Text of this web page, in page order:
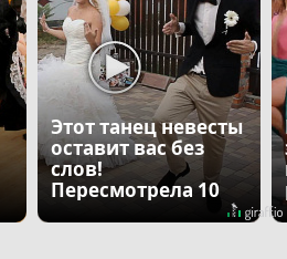
Этот танец невесты
оставит вас без
слов!
Пересмотрела 10